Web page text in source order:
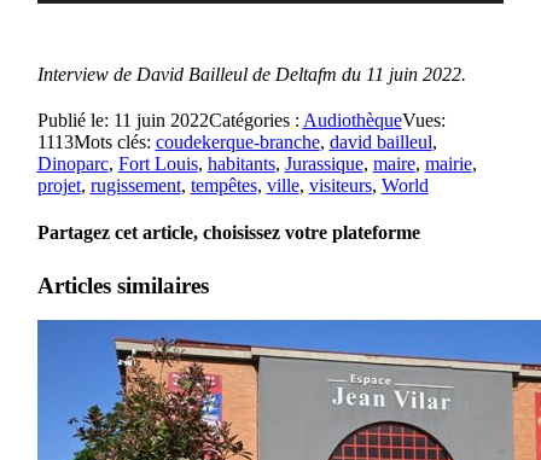
Interview de David Bailleul de Deltafm du 11 juin 2022.
Publié le: 11 juin 2022Catégories : AudiothèqueVues:
1113Mots clés: coudekerque-branche, david bailleul,
Dinoparc, Fort Louis, habitants, Jurassique, maire, mairie,
projet, rugissement, tempêtes, ville, visiteurs, World
Partagez cet article, choisissez votre plateforme
Articles similaires